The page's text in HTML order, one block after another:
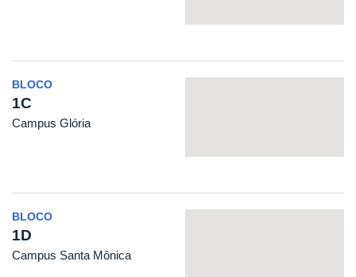
BLOCO
1C
Campus Glória
BLOCO
1D
Campus Santa Mônica